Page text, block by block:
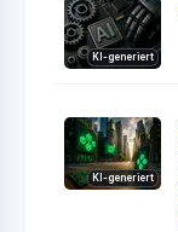
KI-generiert
KI-generiert